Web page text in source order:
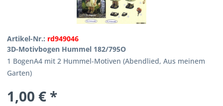
Artikel-Nr.: rd949046
3D-Motivbogen Hummel 182/795O
1 BogenA4 mit 2 Hummel-Motiven (Abendlied, Aus meinem
Garten)
1,00 € *